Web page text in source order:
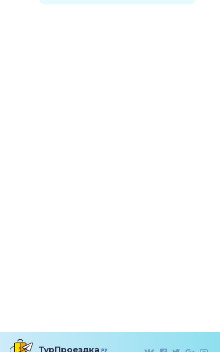
ТурПроездка ру